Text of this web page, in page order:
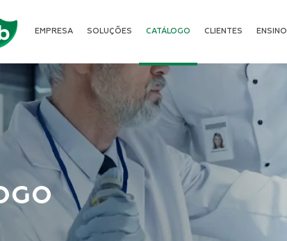
EMPRESA SOLUÇÕES CATÁLOGO CLIENTES ENSINO